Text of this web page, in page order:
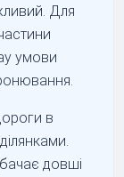
Для
умови
в
довші